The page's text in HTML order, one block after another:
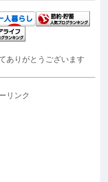
ありがとうございます
リンク